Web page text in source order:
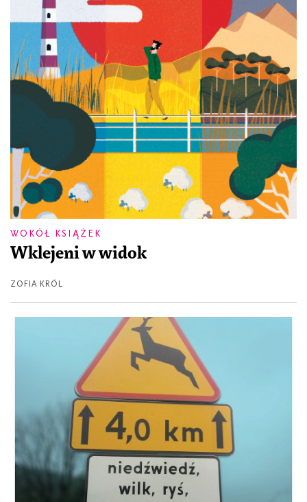
WOKÓŁ KSIĄŻEK
Wklejeni w widok
ZOFIA KRÓL